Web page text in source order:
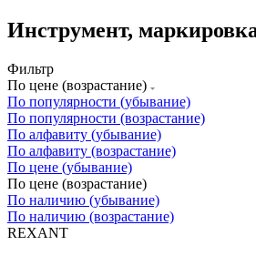
Инструмент,
Фильтр
По цене (возрастание)
По популярности (убывание)
По популярности (возрастание)
По алфавиту (убывание)
По алфавиту (возрастание)
По цене (убывание)
По цене (возрастание)
По наличию (убывание)
По наличию (возрастание)
REXANT